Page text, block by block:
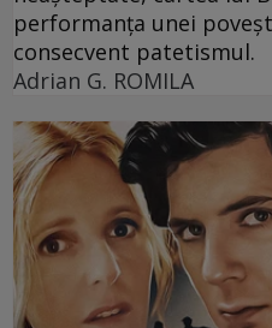
performanța unei
consecvent patetismul.
Adrian G. ROMILA